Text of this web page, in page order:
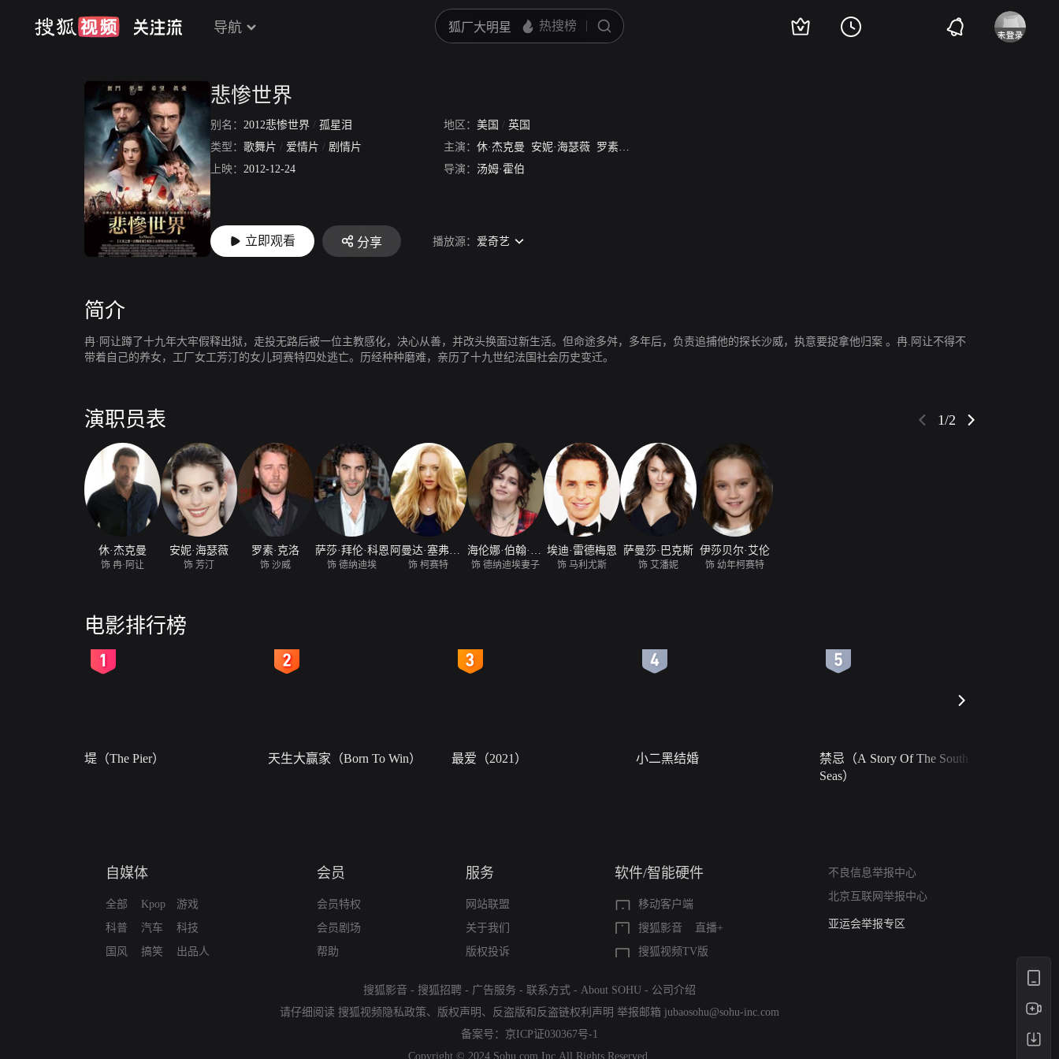
导航
悲惨世界
别名： 2012悲惨世界 / 孤星泪 地区： 美国 / 英国
类型： 歌舞片 / 爱情片 / 剧情片 主演： 休·杰克曼 安妮·海瑟薇 罗素·克洛
上映： 2012-12-24 导演： 汤姆·霍伯
立即观看 分享 播放源： 爱奇艺
简介
冉·阿让蹲了十九年大牢假释出狱，走投无路后被一位主教感化，决心从善，并改头换面过新生活。但命途多舛，多年后，负责追捕他的探长沙威，执意要捉拿他归案 。冉.阿让不得不
带着自己的养女，工厂女工芳汀的女儿珂赛特四处逃亡。历经种种磨难，亲历了十九世纪法国社会历史变迁。
演职员表 1/2
休·杰克曼
饰 冉·阿让
安妮·海瑟薇
饰 芳汀
罗素·克洛
饰 沙威
萨莎·拜伦·科恩
饰 德纳迪埃 饰 柯赛特 饰 德纳迪埃妻子
埃迪·雷德梅恩
饰 马利尤斯
萨曼莎·巴克斯
饰 艾潘妮
伊莎贝尔·艾伦
饰 幼年柯赛特
电影排行榜
堤（The Pier） 天生大赢家（Born To Win） 最爱（2021） 小二黑结婚
禁忌（A Story Of The South
Seas）
自媒体
全部
科普
国风
Kpop
汽车
搞笑
游戏
科技
出品人
会员
会员特权
会员剧场
帮助
服务
网站联盟
关于我们
版权投诉
软件/智能硬件
移动客户端
搜狐影音
直播+
搜狐视频TV版
不良信息举报中心
北京互联网举报中心
算法推荐专项举报
亚运会举报专区
搜狐影音 - 搜狐招聘 - 广告服务 - 联系方式 - About SOHU - 公司介绍
请仔细阅读 搜狐视频隐私政策、 版权声明 、 反盗版和反盗链权利声明 举报邮箱 jubaosohu@sohu-inc.com
备案号： 京ICP证030367号-1
Copyright © 2024 Sohu.com Inc.All Rights Reserved.